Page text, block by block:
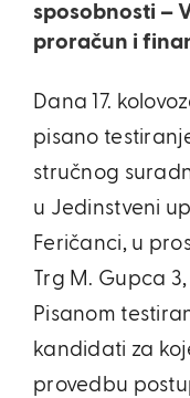
sposobnosti –
proračun i
Dana 17.
pisano
stručnog
u Jedinstveni
Feričanci, u
Trg M. Gupca
Pisanom
kandidati za
provedbu